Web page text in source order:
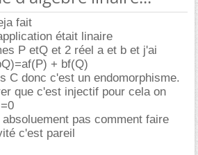
fait
était linaire
P etQ et 2 réel a et b et j'ai
+ bf(Q)
C donc c'est un endomorphisme.
que c'est injectif pour cela on
pas comment faire
c'est pareil